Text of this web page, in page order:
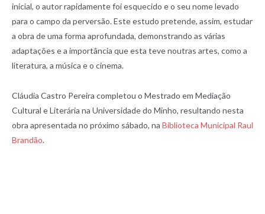
inicial, o autor rapidamente foi esquecido e o seu nome levado
para o campo da perversão. Este estudo pretende, assim, estudar
a obra de uma forma aprofundada, demonstrando as várias
adaptações e a importância que esta teve noutras artes, como a
literatura, a música e o cinema.
Cláudia Castro Pereira completou o Mestrado em Mediação
Cultural e Literária na Universidade do Minho, resultando nesta
obra apresentada no próximo sábado, na Biblioteca Municipal Raul
Brandão.